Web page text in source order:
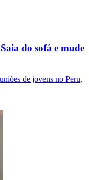
do sofá e mude
de jovens no Peru,